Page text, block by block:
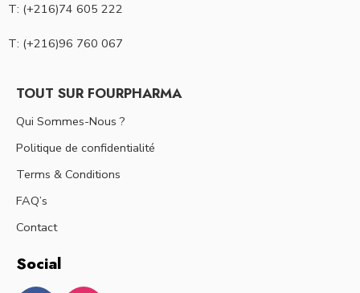
T: (+216)74 605 222
T: (+216)96 760 067
TOUT SUR FOURPHARMA
Qui Sommes-Nous ?
Politique de confidentialité
Terms & Conditions
FAQ’s
Contact
Social